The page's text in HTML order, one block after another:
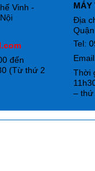
Vinh -
đến
(Từ thứ 2
MÁY
Địa
Tel:
Thời
– thứ